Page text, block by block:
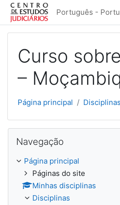
Ir para o conteúdo principal
Português -
Curso
–
Página principal Disciplinas
Navegação
Página principal
Páginas do site
Minhas disciplinas
Disciplinas